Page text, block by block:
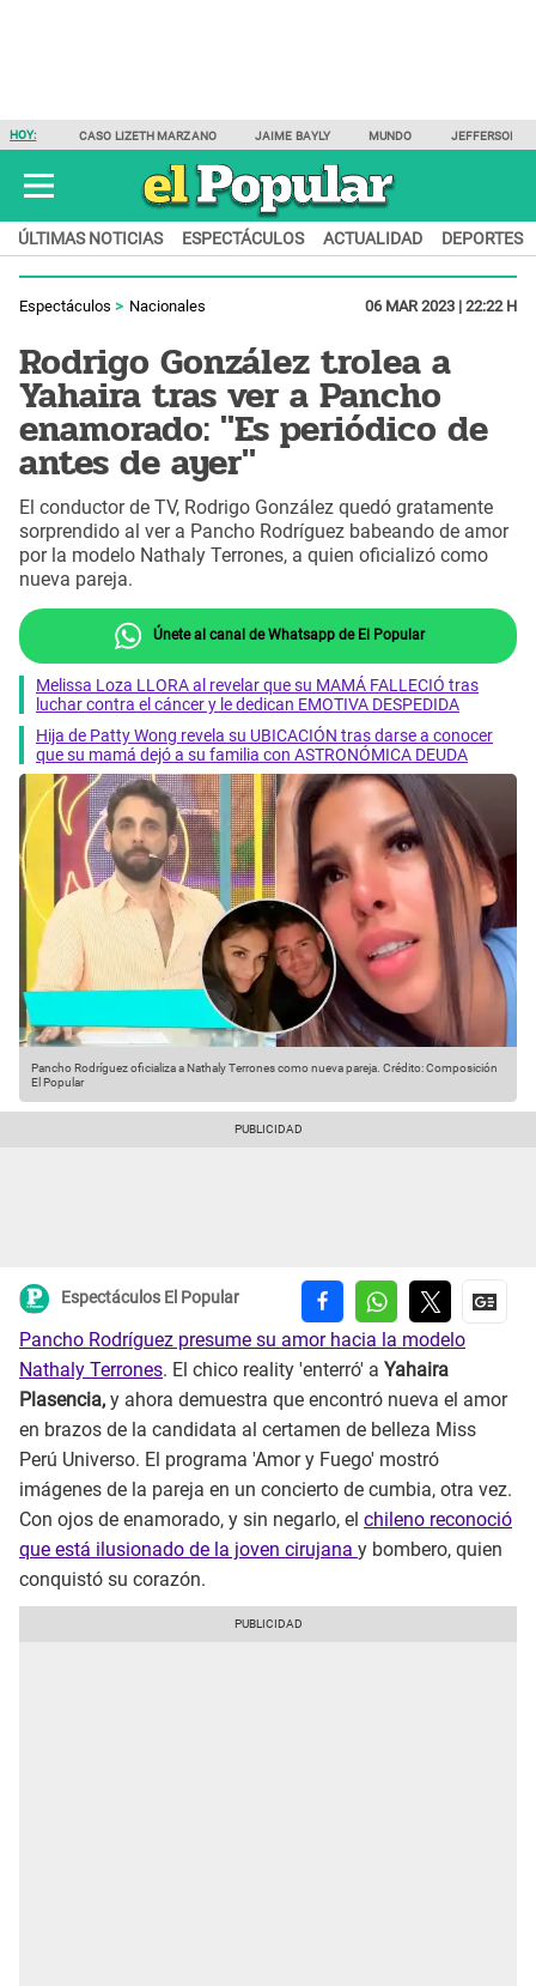
HOY: CASO LIZETH MARZANO JAIME BAYLY MUNDO JEFFERSON
ÚLTIMAS NOTICIAS ESPECTÁCULOS ACTUALIDAD DEPORTES
Espectáculos Nacionales 06 MAR 2023 | 22:22 H
Rodrigo González trolea a
Yahaira tras ver a Pancho
enamorado: "Es periódico de
antes de ayer"
El conductor de TV, Rodrigo González quedó gratamente
sorprendido al ver a Pancho Rodríguez babeando de amor
por la modelo Nathaly Terrones, a quien oficializó como
nueva pareja.
Únete al canal de Whatsapp de El Popular
Melissa Loza LLORA al revelar que su MAMÁ FALLECIÓ tras
luchar contra el cáncer y le dedican EMOTIVA DESPEDIDA
Hija de Patty Wong revela su UBICACIÓN tras darse a conocer
que su mamá dejó a su familia con ASTRONÓMICA DEUDA
Pancho Rodríguez oficializa a Nathaly Terrones como nueva pareja. Crédito: Composición
El Popular
Espectáculos El Popular
Pancho Rodríguez presume su amor hacia la modelo
Nathaly Terrones. El chico reality 'enterró' a Yahaira
Plasencia, y ahora demuestra que encontró nueva el amor
en brazos de la candidata al certamen de belleza Miss
Perú Universo. El programa 'Amor y Fuego' mostró
imágenes de la pareja en un concierto de cumbia, otra vez.
Con ojos de enamorado, y sin negarlo, el chileno reconoció
que está ilusionado de la joven cirujana y bombero, quien
conquistó su corazón.